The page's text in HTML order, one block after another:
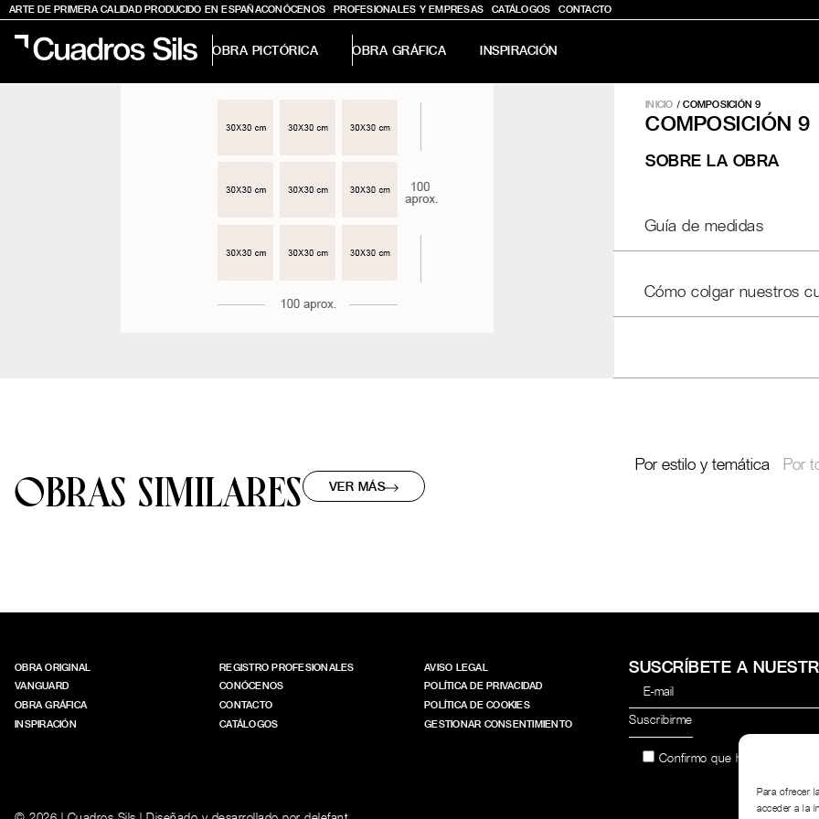
Para ofrecer
acceder a la
ARTE DE PRIMERA CALIDAD PRODUCIDO EN ESPAÑACONÓCENOS PROFESIONALES Y EMPRESAS CATÁLOGOS CONTACTO
OBRA PICTÓRICA OBRA GRÁFICA INSPIRACIÓN
Obra Pictórica
INICIO /COMPOSICIÓN 9
COMPOSICIÓN 9
SOBRE LA OBRA
Guía de medidas
Cómo colgar nuestros
OBRAS SIMILARES VER MÁS
Por estilo y temática Por
OBRA ORIGINAL
VANGUARD
OBRA GRÁFICA
INSPIRACIÓN
REGISTRO PROFESIONALES
CONÓCENOS
CONTACTO
CATÁLOGOS
AVISO LEGAL
POLÍTICA DE PRIVACIDAD
POLÍTICA DE COOKIES
GESTIONAR CONSENTIMIENTO
SUSCRÍBETE A
Confirmo que he leído y